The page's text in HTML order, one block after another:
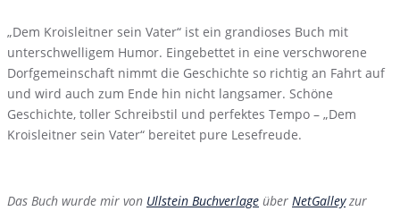
„Dem Kroisleitner sein Vater“ ist ein grandioses Buch mit
unterschwelligem Humor. Eingebettet in eine verschworene
Dorfgemeinschaft nimmt die Geschichte so richtig an Fahrt auf
und wird auch zum Ende hin nicht langsamer. Schöne
Geschichte, toller Schreibstil und perfektes Tempo – „Dem
Kroisleitner sein Vater“ bereitet pure Lesefreude.
Das Buch wurde mir von Ullstein Buchverlage über NetGalleyzur